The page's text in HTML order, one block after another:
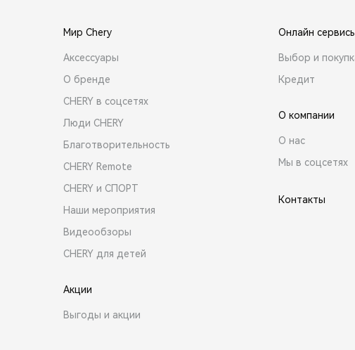
Мир Chery
Аксессуары
О бренде
CHERY в соцсетях
Люди CHERY
Благотворительность
CHERY Remote
CHERY и СПОРТ
Наши мероприятия
Видеообзоры
CHERY для детей
Акции
Выгоды и акции
Онлайн
Выбор и
Кредит
О компании
О нас
Мы в соцсетях
Контакты